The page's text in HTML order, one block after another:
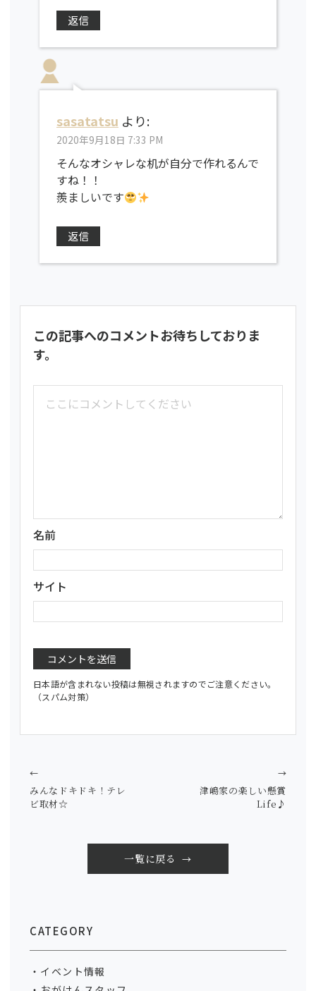
返信
sasatatsu より:
2020年9月18日 7:33 PM
そんなオシャレな机が自分で作れるんで
すね！！
羨ましいです
返信
この記事へのコメントお待ちしておりま
す。
名前
サイト
日本語が含まれない投稿は無視されますのでご注意ください。
（スパム対策）
みんなドキドキ！テレ
ビ取材☆
←
一覧に戻る
津嶋家の楽しい懸賞
Life♪
→
CATEGORY
イベント情報